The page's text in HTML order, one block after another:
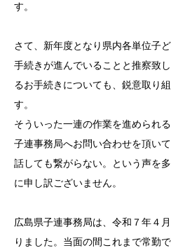
す。
さて、新年度となり県内各単位子
手続きが進んでいることと推察致
るお手続きについても、鋭意取り
す。
そういった一連の作業を進められ
子連事務局へお問い合わせを頂い
話しても繋がらない。という声を
に申し訳ございません。
広島県子連事務局は、令和７年４
りました。当面の間これまで常勤